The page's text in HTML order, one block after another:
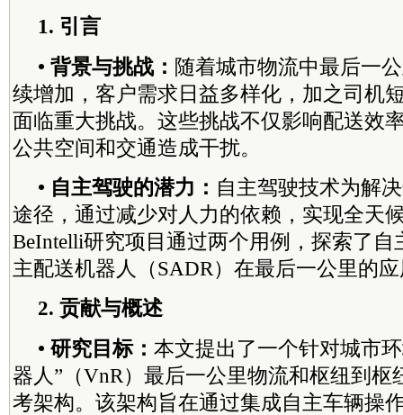
1. 引言
• 背景与挑战： 随着城市物流中最后一
续增加，客户需求日益多样化，加之司机
面临重大挑战。这些挑战不仅影响配送效
公共空间和交通造成干扰。
• 自主驾驶的潜力： 自主驾驶技术为解
途径，通过减少对人力的依赖，实现全天
BeIntelli研究项目通过两个用例，探索了
主配送机器人（SADR）在最后一公里的
2. 贡献与概述
• 研究目标： 本文提出了一个针对城市
器人”（VnR）最后一公里物流和枢纽到枢
考架构。该架构旨在通过集成自主车辆操